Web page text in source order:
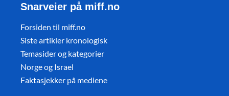
Snarveier på miff.no
Forsiden til miff.no
Siste artikler kronologisk
Temasider og kategorier
Norge og Israel
Faktasjekker på mediene